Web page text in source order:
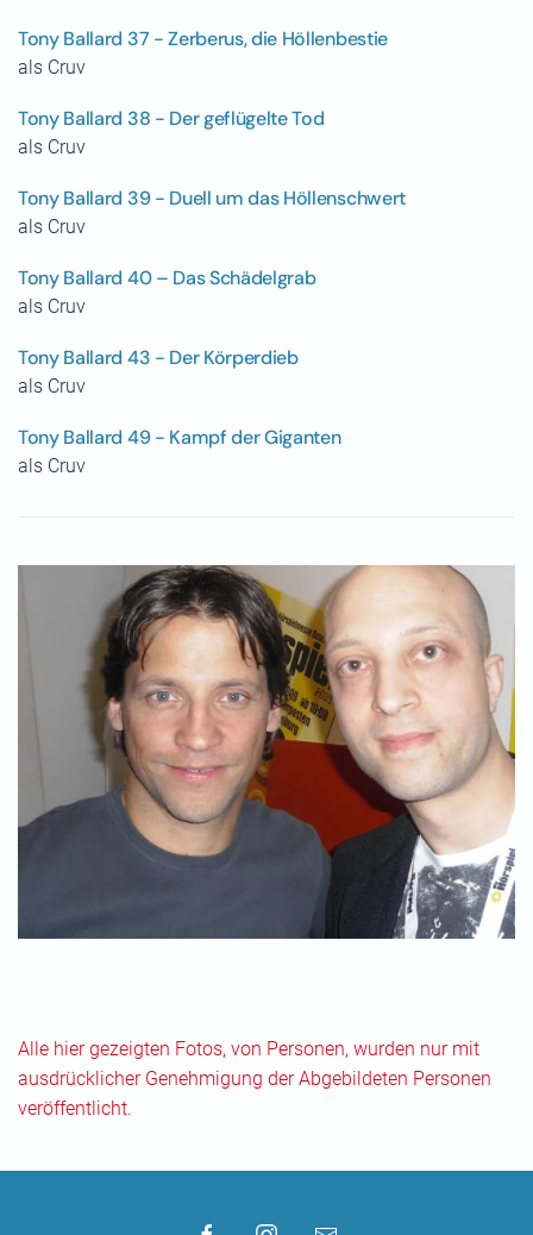
Tony Ballard 37 - Zerberus, die Höllenbestie
als Cruv
Tony Ballard 38 - Der geflügelte Tod
als Cruv
Tony Ballard 39 - Duell um das Höllenschwert
als Cruv
Tony Ballard 40 – Das Schädelgrab
als Cruv
Tony Ballard 43 - Der Körperdieb
als Cruv
Tony Ballard 49 - Kampf der Giganten
als Cruv
Alle hier gezeigten Fotos, von Personen, wurden nur mit
ausdrücklicher Genehmigung der Abgebildeten Personen
veröffentlicht.